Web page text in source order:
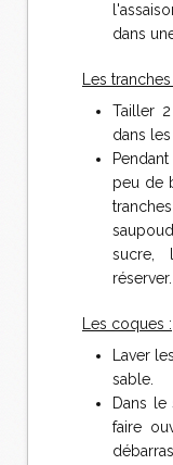
dans
Les
Tailler
dans
peu de
sucre,
réserver.
Les coques :
Laver
sable.
Dans le
faire